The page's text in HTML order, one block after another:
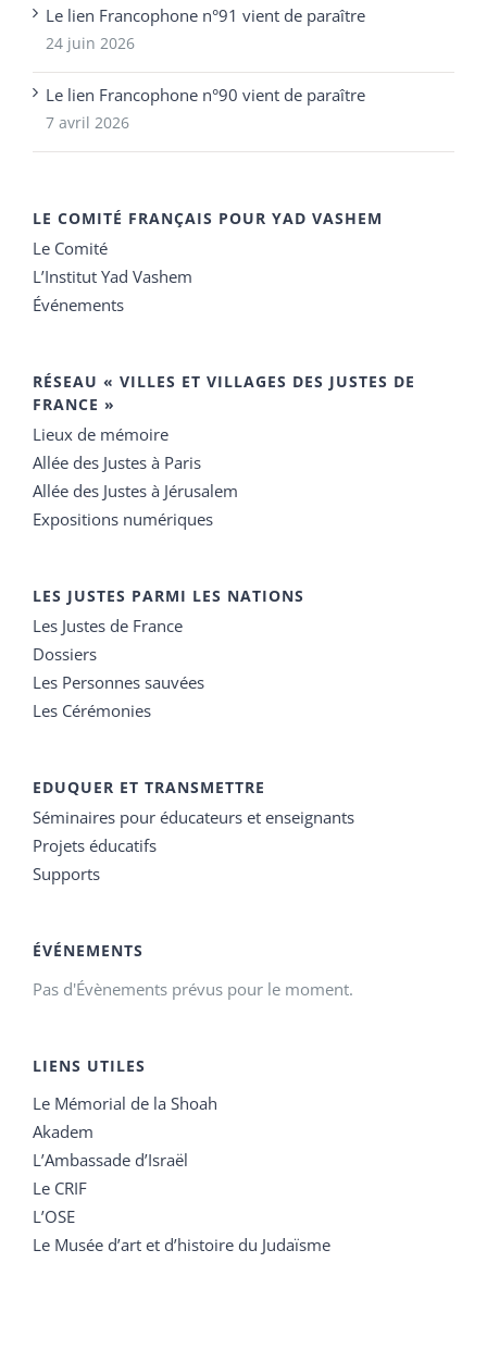
Le lien Francophone n°91 vient de paraître
24 juin 2026
Le lien Francophone n°90 vient de paraître
7 avril 2026
LE COMITÉ FRANÇAIS POUR YAD VASHEM
Le Comité
L’Institut Yad Vashem
Événements
RÉSEAU « VILLES ET VILLAGES DES JUSTES DE
FRANCE »
Lieux de mémoire
Allée des Justes à Paris
Allée des Justes à Jérusalem
Expositions numériques
LES JUSTES PARMI LES NATIONS
Les Justes de France
Dossiers
Les Personnes sauvées
Les Cérémonies
EDUQUER ET TRANSMETTRE
Séminaires pour éducateurs et enseignants
Projets éducatifs
Supports
ÉVÉNEMENTS
Pas d'Évènements prévus pour le moment.
LIENS UTILES
Le Mémorial de la Shoah
Akadem
L’Ambassade d’Israël
Le CRIF
L’OSE
Le Musée d’art et d’histoire du Judaïsme